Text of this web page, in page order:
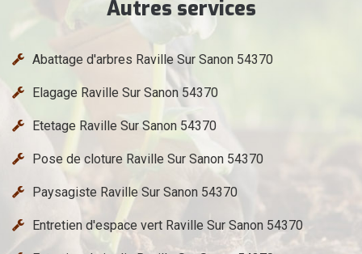
Autres services
Abattage d'arbres Raville Sur Sanon 54370
Elagage Raville Sur Sanon 54370
Etetage Raville Sur Sanon 54370
Pose de cloture Raville Sur Sanon 54370
Paysagiste Raville Sur Sanon 54370
Entretien d'espace vert Raville Sur Sanon 54370